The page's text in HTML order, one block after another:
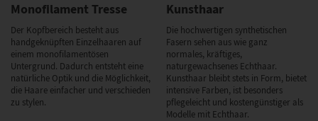
Monofilament Tresse
Der Kopfbereich besteht aus
handgeknüpften Einzelhaaren auf
einem monofilamentösen
Untergrund. Dadurch entsteht eine
natürliche Optik und die Möglichkeit,
die Haare einfacher und verschieden
zu stylen.
Kunsthaar
Die hochwertigen synthetischen
Fasern sehen aus wie ganz
normales, kräftiges,
naturgewachsenes Echthaar.
Kunsthaar bleibt stets in Form, bietet
intensive Farben, ist besonders
pflegeleicht und kostengünstiger als
Modelle mit Echthaar.